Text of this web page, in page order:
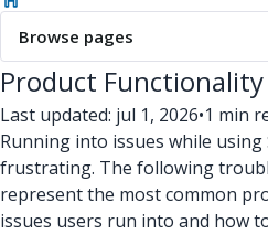
Browse pages
Product Functionality
Last updated: jul 1, 2026•1 min
Running into issues while using
frustrating. The following
represent the most common
issues users run into and how